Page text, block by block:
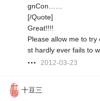
gnCon……
[/Quote]
Great!!!!
Please allow me to
st hardly ever fails to
2012-03-23
十豆三